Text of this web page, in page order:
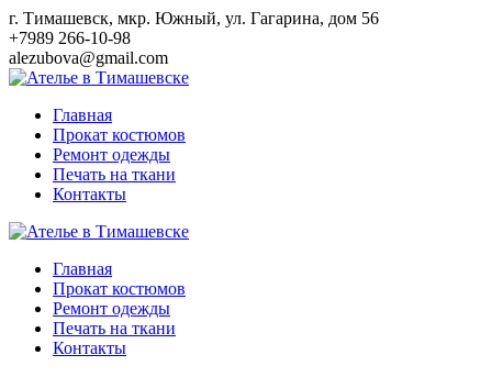
Перейти
к
контенту
г. Тимашевск, мкр. Южный, ул. Гагарина, дом 56
+7989 266-10-98
alezubova@gmail.com
Главная
Прокат костюмов
Ремонт одежды
Печать на ткани
Контакты
Главная
Прокат костюмов
Ремонт одежды
Печать на ткани
Контакты